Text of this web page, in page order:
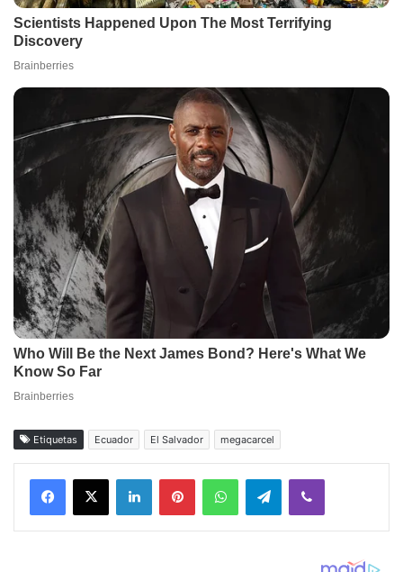
Etiquetas Ecuador El Salvador megacarcel
Facebook
X LinkedInPinterestWhatsAppTelegramViber